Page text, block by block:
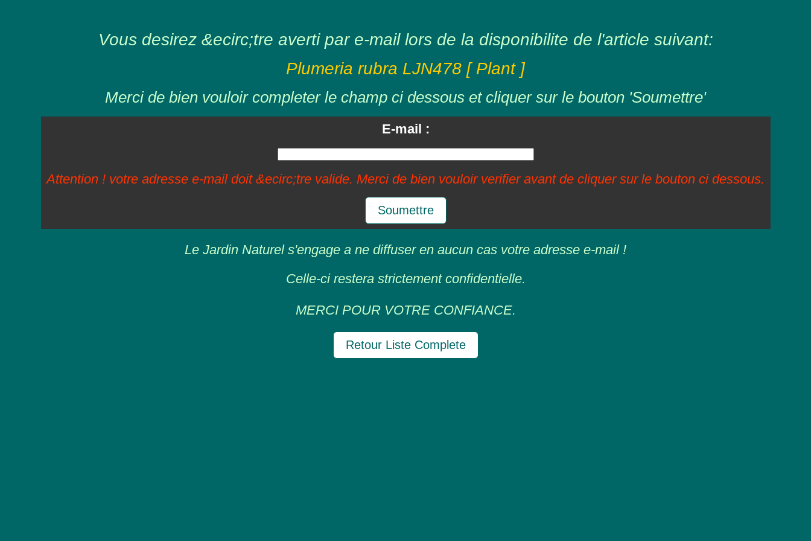
Vous desirez &ecirc;tre averti par e-mail lors de la disponibilite de l'article suivant:
Plumeria rubra LJN478 [ Plant ]
Merci de bien vouloir completer le champ ci dessous et cliquer sur le bouton 'Soumettre'
E-mail :
Attention ! votre adresse e-mail doit &ecirc;tre valide. Merci de bien vouloir verifier avant de cliquer sur le bouton ci dessous.
Soumettre
Le Jardin Naturel s'engage a ne diffuser en aucun cas votre adresse e-mail !
Celle-ci restera strictement confidentielle.
MERCI POUR VOTRE CONFIANCE.
Retour Liste Complete